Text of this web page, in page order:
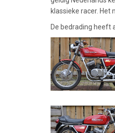
klassieke racer. Het
De bedrading heeft